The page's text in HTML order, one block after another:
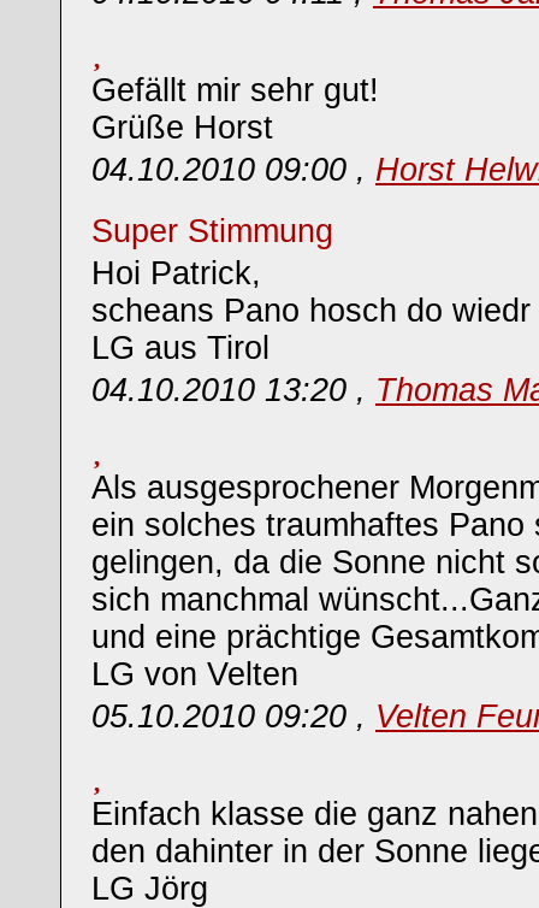
Gefällt mir sehr gut!
Grüße Horst
04.10.2010 09:00 , Horst
Super Stimmung
Hoi Patrick,
scheans Pano hosch do
LG aus Tirol
04.10.2010 13:20 , Thomas
Als ausgesprochener
ein solches traumhaftes Pano
gelingen, da die Sonne nicht
sich manchmal
und eine prächtige
LG von Velten
05.10.2010 09:20 , Velten
Einfach klasse die ganz
den dahinter in der Sonne
LG Jörg